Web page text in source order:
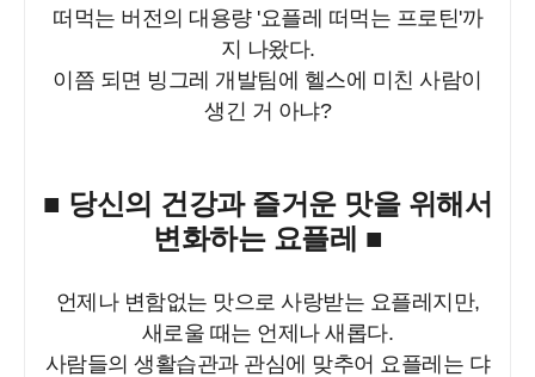
떠먹는 버전의 대용량 '요플레 떠먹는 프로틴'까
지 나왔다.
이쯤 되면 빙그레 개발팀에 헬스에 미친 사람이
생긴 거 아냐?
■ 당신의 건강과 즐거운 맛을 위해서
변화하는 요플레 ■
언제나 변함없는 맛으로 사랑받는 요플레지만,
새로울 때는 언제나 새롭다.
사람들의 생활습관과 관심에 맞추어 요플레는 댜